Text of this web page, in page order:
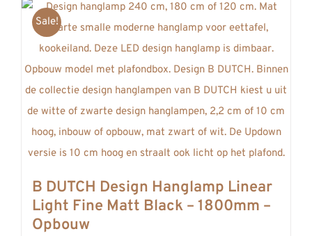
Sale!
B DUTCH Design Hanglamp Linear
Light Fine Matt Black – 1800mm –
Opbouw